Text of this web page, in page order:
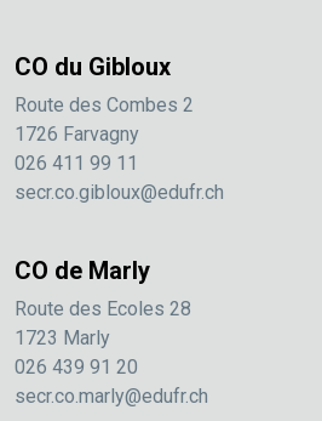
CO du Gibloux
Route des Combes 2
1726 Farvagny
026 411 99 11
secr.co.gibloux@edufr.ch
CO de Marly
Route des Ecoles 28
1723 Marly
026 439 91 20
secr.co.marly@edufr.ch